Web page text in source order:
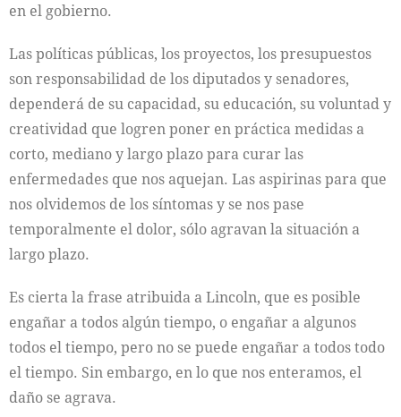
en el gobierno.
Las políticas públicas, los proyectos, los presupuestos
son responsabilidad de los diputados y senadores,
dependerá de su capacidad, su educación, su voluntad y
creatividad que logren poner en práctica medidas a
corto, mediano y largo plazo para curar las
enfermedades que nos aquejan. Las aspirinas para que
nos olvidemos de los síntomas y se nos pase
temporalmente el dolor, sólo agravan la situación a
largo plazo.
Es cierta la frase atribuida a Lincoln, que es posible
engañar a todos algún tiempo, o engañar a algunos
todos el tiempo, pero no se puede engañar a todos todo
el tiempo. Sin embargo, en lo que nos enteramos, el
daño se agrava.